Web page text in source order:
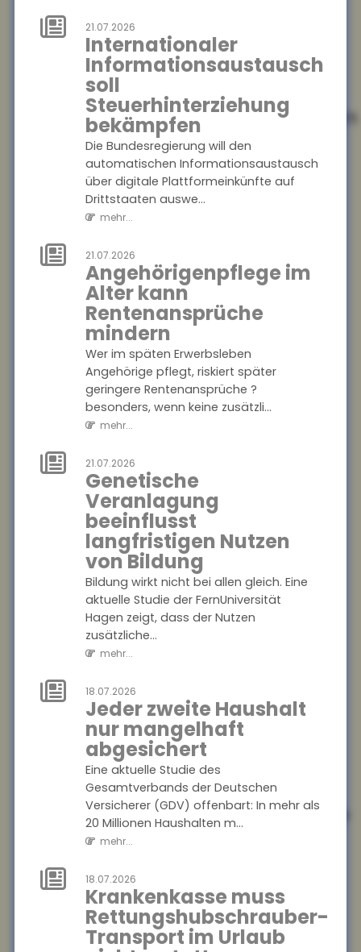
21.07.2026
Internationaler
Informationsaustausch
soll
Steuerhinterziehung
bekämpfen
Die Bundesregierung will den
automatischen Informationsaustausch
über digitale Plattformeinkünfte auf
Drittstaaten auswe...
mehr...
21.07.2026
Angehörigenpflege im
Alter kann
Rentenansprüche
mindern
Wer im späten Erwerbsleben
Angehörige pflegt, riskiert später
geringere Rentenansprüche ?
besonders, wenn keine zusätzli...
mehr...
21.07.2026
Genetische
Veranlagung
beeinflusst
langfristigen Nutzen
von Bildung
Bildung wirkt nicht bei allen gleich. Eine
aktuelle Studie der FernUniversität
Hagen zeigt, dass der Nutzen
zusätzliche...
mehr...
18.07.2026
Jeder zweite Haushalt
nur mangelhaft
abgesichert
Eine aktuelle Studie des
Gesamtverbands der Deutschen
Versicherer (GDV) offenbart: In mehr als
20 Millionen Haushalten m...
mehr...
18.07.2026
Krankenkasse muss
Rettungshubschrauber-
Transport im Urlaub
Lebens-, Renten-, private
Pflege- o...
mehr...
25.07.2026
Konjunkturerwartungen
steigen stark an
Im Juli stieg der ZEW-Index
um 15,8 Punkte an und
beträgt nun plus 26,3 Punkte.
Die Einschätzung der
21.07.2026
Zu wenig
Mietangebot in
Großstädten
In vielen deutschen
Großstädten ist das Angebot
an Mietwohnungen seit 2022
stark zurückgegangen ? in
21.07.2026
Unwirksame
Kündigung:
Private
Krankenversicherung
fordert Beiträge
nach
Ein Münchner musste trotz
Wechsel in die gesetzliche
private Krankenvers...
mehr...
21.07.2026
Tankrabatt
entlastet
einkommensschwache
Familien
Die Inflation in Deutschland
ist im Juni 2026 auf 2,3
Prozent gesunken ? vor allem
wegen nachlassender
Kraftstoffpreise....